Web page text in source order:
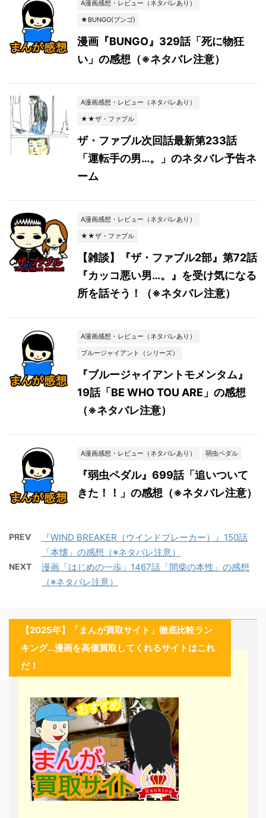
A漫画感想・レビュー（ネタバレあり）
★BUNGO(ブンゴ)
漫画『BUNGO』329話「死に物狂
い」の感想（※ネタバレ注意）
A漫画感想・レビュー（ネタバレあり）
★★ザ・ファブル
ザ・ファブル次回話最新第233話
「運転手の男…。」のネタバレ予告ネ
ーム
A漫画感想・レビュー（ネタバレあり）
★★ザ・ファブル
【雑談】『ザ・ファブル2部』第72話
『カッコ悪い男…。』を受け気になる
所を話そう！（※ネタバレ注意）
A漫画感想・レビュー（ネタバレあり）
ブルージャイアント（シリーズ）
『ブルージャイアントモメンタム』
19話「BE WHO TOU ARE」の感想
（※ネタバレ注意）
A漫画感想・レビュー（ネタバレあり） 弱虫ペダル
『弱虫ペダル』699話「追いついて
きた！！」の感想（※ネタバレ注意）
PREV
『WIND BREAKER（ウインドブレーカー）』150話
「本懐」の感想（※ネタバレ注意）
NEXT
漫画「はじめの一歩」1467話「間柴の本性」の感想
（※ネタバレ注意）
【2025年】「まんが買取サイト」徹底比較ラン
キング…漫画を高価買取してくれるサイトはこれ
だ！